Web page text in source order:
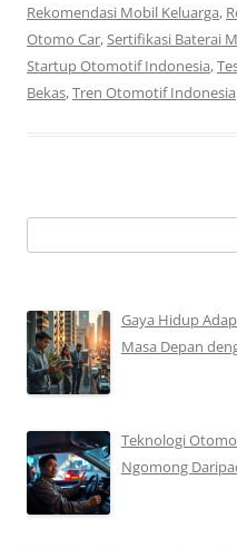
Rekomendasi Mobil Keluarga,
Otomo Car,Sertifikasi Baterai
Startup Otomotif Indonesia,
Bekas,Tren Otomotif Indonesia
untuk:
Gaya Hidup
Masa Depan
Teknologi
Ngomong